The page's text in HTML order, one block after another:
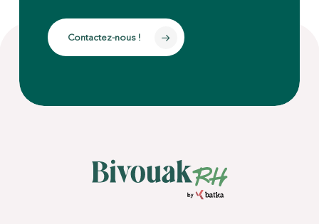
Contactez-nous !